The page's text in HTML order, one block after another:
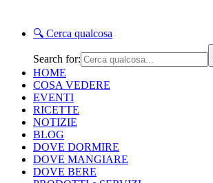
🔍 Cerca qualcosa
Search for:
HOME
COSA VEDERE
EVENTI
RICETTE
NOTIZIE
BLOG
DOVE DORMIRE
DOVE MANGIARE
DOVE BERE